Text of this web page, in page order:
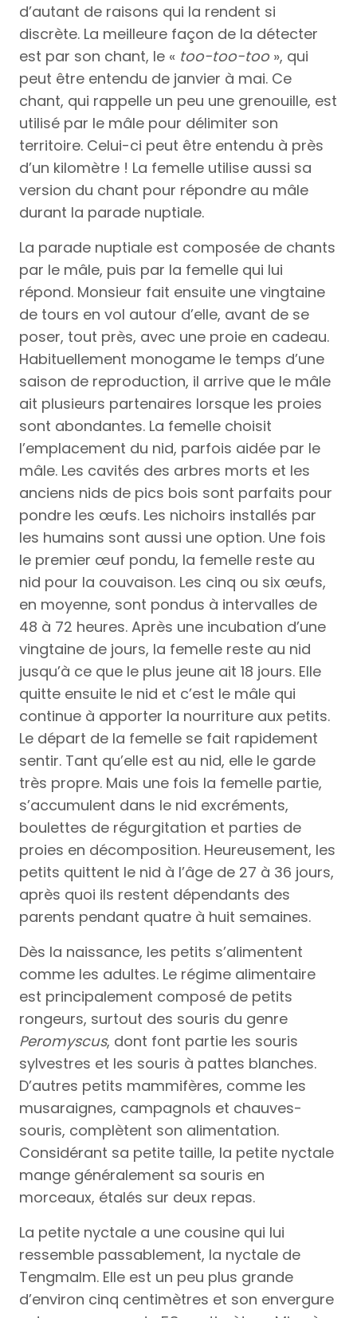
d’autant de raisons qui la rendent si
discrète. La meilleure façon de la détecter
est par son chant, le « too-too-too », qui
peut être entendu de janvier à mai. Ce
chant, qui rappelle un peu une grenouille, est
utilisé par le mâle pour délimiter son
territoire. Celui-ci peut être entendu à près
d’un kilomètre ! La femelle utilise aussi sa
version du chant pour répondre au mâle
durant la parade nuptiale.
La parade nuptiale est composée de chants
par le mâle, puis par la femelle qui lui
répond. Monsieur fait ensuite une vingtaine
de tours en vol autour d’elle, avant de se
poser, tout près, avec une proie en cadeau.
Habituellement monogame le temps d’une
saison de reproduction, il arrive que le mâle
ait plusieurs partenaires lorsque les proies
sont abondantes. La femelle choisit
l’emplacement du nid, parfois aidée par le
mâle. Les cavités des arbres morts et les
anciens nids de pics bois sont parfaits pour
pondre les œufs. Les nichoirs installés par
les humains sont aussi une option. Une fois
le premier œuf pondu, la femelle reste au
nid pour la couvaison. Les cinq ou six œufs,
en moyenne, sont pondus à intervalles de
48 à 72 heures. Après une incubation d’une
vingtaine de jours, la femelle reste au nid
jusqu’à ce que le plus jeune ait 18 jours. Elle
quitte ensuite le nid et c’est le mâle qui
continue à apporter la nourriture aux petits.
Le départ de la femelle se fait rapidement
sentir. Tant qu’elle est au nid, elle le garde
très propre. Mais une fois la femelle partie,
s’accumulent dans le nid excréments,
boulettes de régurgitation et parties de
proies en décomposition. Heureusement, les
petits quittent le nid à l’âge de 27 à 36 jours,
après quoi ils restent dépendants des
parents pendant quatre à huit semaines.
Dès la naissance, les petits s’alimentent
comme les adultes. Le régime alimentaire
est principalement composé de petits
rongeurs, surtout des souris du genre
Peromyscus, dont font partie les souris
sylvestres et les souris à pattes blanches.
D’autres petits mammifères, comme les
musaraignes, campagnols et chauves-
souris, complètent son alimentation.
Considérant sa petite taille, la petite nyctale
mange généralement sa souris en
morceaux, étalés sur deux repas.
La petite nyctale a une cousine qui lui
ressemble passablement, la nyctale de
Tengmalm. Elle est un peu plus grande
d’environ cinq centimètres et son envergure